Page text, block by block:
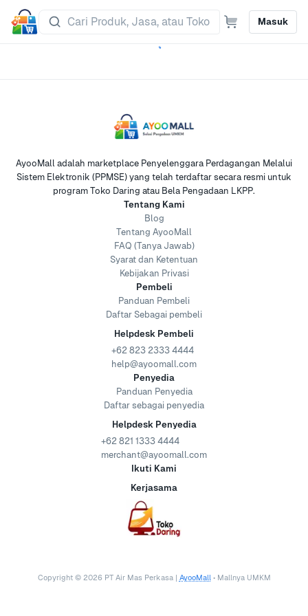
Masuk
AyooMall adalah marketplace Penyelenggara Perdagangan Melalui
Sistem Elektronik (PPMSE) yang telah terdaftar secara resmi untuk
program Toko Daring atau Bela Pengadaan LKPP.
Tentang Kami
Blog
Tentang AyooMall
FAQ (Tanya Jawab)
Syarat dan Ketentuan
Kebijakan Privasi
Pembeli
Panduan Pembeli
Daftar Sebagai pembeli
Helpdesk Pembeli
+62 823 2333 4444
help@ayoomall.com
Penyedia
Panduan Penyedia
Daftar sebagai penyedia
Helpdesk Penyedia
+62 821 1333 4444
merchant@ayoomall.com
Ikuti Kami
Kerjasama
Copyright © 2026 PT Air Mas Perkasa | AyooMall • Mallnya UMKM